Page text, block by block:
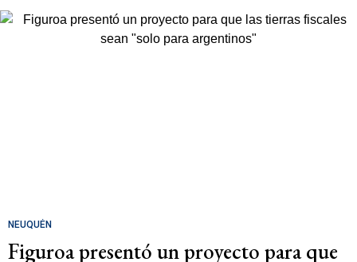
NEUQUÉN
Figuroa presentó un proyecto para que